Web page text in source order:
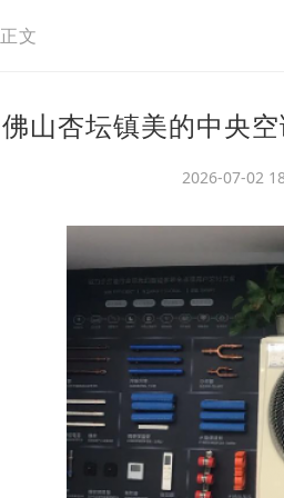
正文
佛山杏坛镇美的中央
2026-07-02